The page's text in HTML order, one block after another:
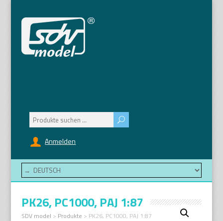
Anmelden
Suchen
nach:
PK26, PC1000, PAJ 1:87
SDV model > Produkte > PK26, PC1000, PAJ 1:87